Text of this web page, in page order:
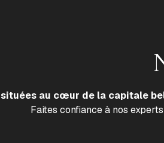
situées au cœur de la capitale
Faites confiance à nos